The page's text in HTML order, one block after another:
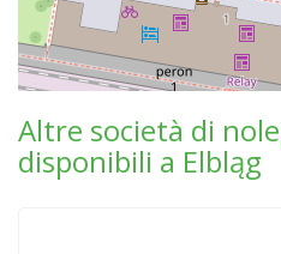
Altre società di
disponibili a Elbląg